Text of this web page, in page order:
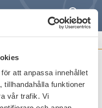
att anpassa innehållet
tillhandahålla funktioner
vår trafik. Vi
SökMeny
and CRD IV
economy